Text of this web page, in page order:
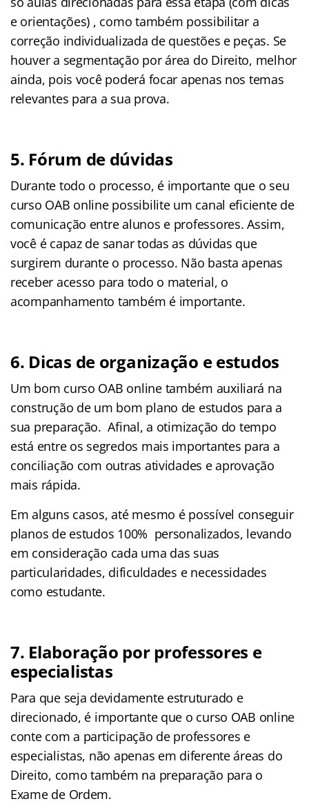
e orientações) , como também possibilitar a
correção individualizada de questões e peças. Se
houver a segmentação por área do Direito, melhor
ainda, pois você poderá focar apenas nos temas
relevantes para a sua prova.
5. Fórum de dúvidas
Durante todo o processo, é importante que o seu
curso OAB online possibilite um canal eficiente de
comunicação entre alunos e professores. Assim,
você é capaz de sanar todas as dúvidas que
surgirem durante o processo. Não basta apenas
receber acesso para todo o material, o
acompanhamento também é importante.
6. Dicas de organização e estudos
Um bom curso OAB online também auxiliará na
construção de um bom plano de estudos para a
sua preparação. Afinal, a otimização do tempo
está entre os segredos mais importantes para a
conciliação com outras atividades e aprovação
mais rápida.
Em alguns casos, até mesmo é possível conseguir
planos de estudos 100% personalizados, levando
em consideração cada uma das suas
particularidades, dificuldades e necessidades
como estudante.
7. Elaboração por professores e
especialistas
Para que seja devidamente estruturado e
direcionado, é importante que o curso OAB online
conte com a participação de professores e
especialistas, não apenas em diferente áreas do
Direito, como também na preparação para o
Exame de Ordem.